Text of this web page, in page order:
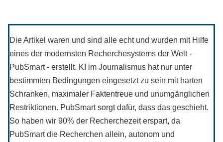
Die Artikel waren und sind alle echt und wurden mit Hilfe
eines der modernsten Recherchesystems der Welt -
PubSmart - erstellt. KI im Journalismus hat nur unter
bestimmten Bedingungen eingesetzt zu sein mit harten
Schranken, maximaler Faktentreue und unumgänglichen
Restriktionen. PubSmart sorgt dafür, dass das geschieht.
So haben wir 90% der Recherchezeit erspart, da
PubSmart die Recherchen allein, autonom und